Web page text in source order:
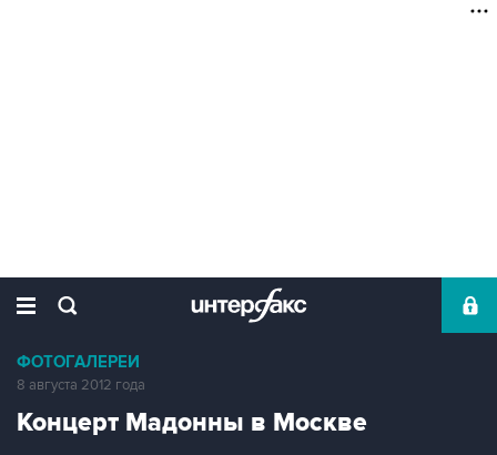
ФОТОГАЛЕРЕИ
8 августа 2012 года
Концерт Мадонны в Москве